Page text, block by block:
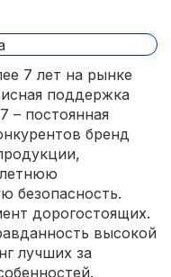
7 лет на рынке
поддержка
– постоянная
бренд
безопасность.
дорогостоящих.
высокой
лучших за